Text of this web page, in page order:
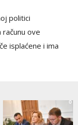
politici
ove
isplaćene i ima
0